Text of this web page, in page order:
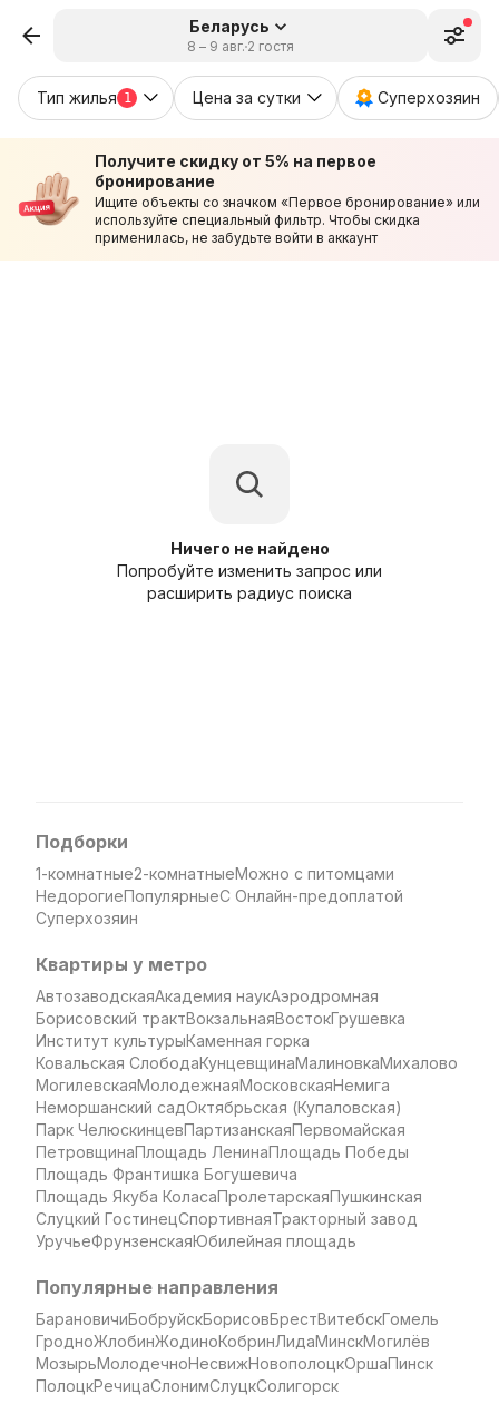
Беларусь
8 – 9 авг. 2 гостя
Тип жилья 1 Цена за сутки Суперхозяин
Получите скидку от 5% на первое
бронирование
Ищите объекты со значком «Первое бронирование» или
используйте специальный фильтр. Чтобы скидка
применилась, не забудьте войти в аккаунт
Ничего не найдено
Попробуйте изменить запрос или
расширить радиус поиска
Подборки
1-комнатные2-комнатныеМожно с питомцами
НедорогиеПопулярныеС Онлайн-предоплатой
Суперхозяин
Квартиры у метро
АвтозаводскаяАкадемия наукАэродромная
Борисовский трактВокзальнаяВостокГрушевка
Институт культурыКаменная горка
Ковальская СлободаКунцевщинаМалиновкаМихалово
МогилевскаяМолодежнаяМосковскаяНемига
Неморшанский садОктябрьская (Купаловская)
Парк ЧелюскинцевПартизанскаяПервомайская
ПетровщинаПлощадь ЛенинаПлощадь Победы
Площадь Франтишка Богушевича
Площадь Якуба КоласаПролетарскаяПушкинская
Слуцкий ГостинецСпортивнаяТракторный завод
УручьеФрунзенскаяЮбилейная площадь
Популярные направления
БарановичиБобруйскБорисовБрестВитебскГомель
ГродноЖлобинЖодиноКобринЛидаМинскМогилёв
МозырьМолодечноНесвижНовополоцкОршаПинск
ПолоцкРечицаСлонимСлуцкСолигорск